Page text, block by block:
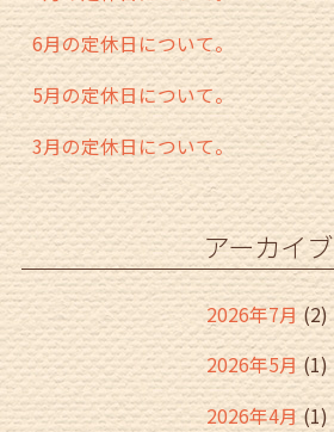
6月の定休日について。
5月の定休日について。
3月の定休日について。
アーカイブ
2026年7月(2)
2026年5月(1)
2026年4月(1)